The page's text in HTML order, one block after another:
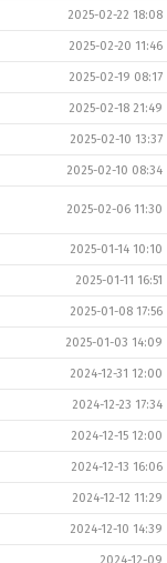
2025-02-22 18:08
2025-02-20 11:46
2025-02-19 08:17
2025-02-18 21:49
2025-02-10 13:37
2025-02-10 08:34
2025-02-06 11:30
2025-01-14 10:10
2025-01-11 16:51
2025-01-08 17:56
2025-01-03 14:09
2024-12-31 12:00
2024-12-23 17:34
2024-12-15 12:00
2024-12-13 16:06
2024-12-12 11:29
2024-12-10 14:39